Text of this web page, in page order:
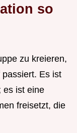
so
zu kreieren,
Es ist
es ist eine
freisetzt, die